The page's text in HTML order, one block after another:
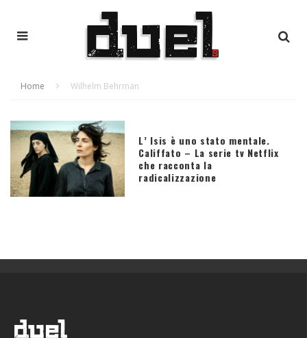
Home Wilhelm Behrman
L’ Isis è uno stato mentale.
Califfato – La serie tv Netflix
che racconta la
radicalizzazione